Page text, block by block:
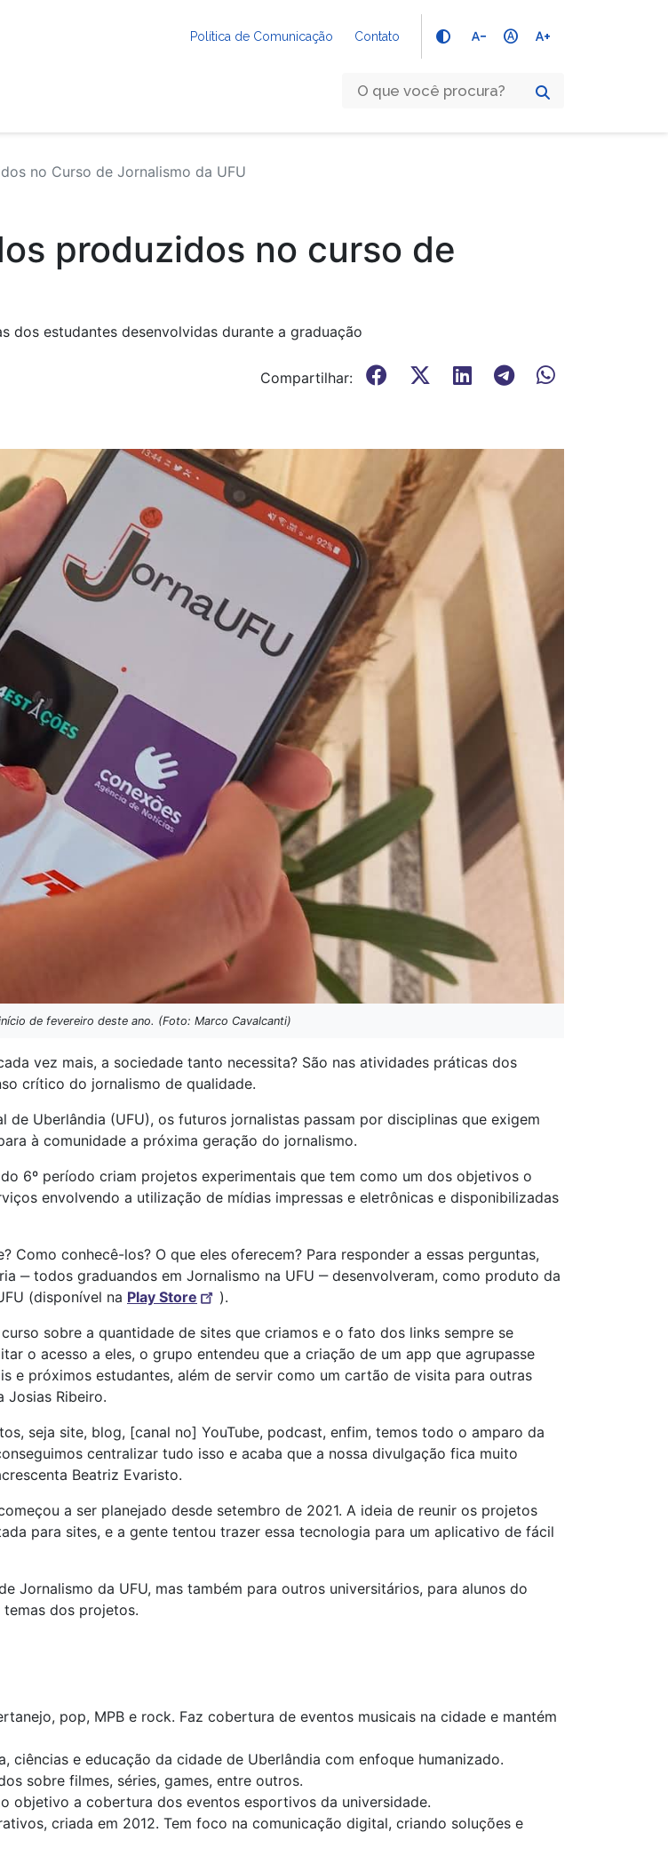
Política de Comunicação Contato text_decrease hdr_auto text_increase
no Curso de Jornalismo da UFU
produzidos no curso de
dos estudantes desenvolvidas durante a graduação
Compartilhar:
de fevereiro deste ano. (Foto: Marco Cavalcanti)
vez mais, a sociedade tanto necessita? São nas atividades práticas dos
crítico do jornalismo de qualidade.
Uberlândia (UFU), os futuros jornalistas passam por disciplinas que exigem
à comunidade a próxima geração do jornalismo.
6º período criam projetos experimentais que tem como um dos objetivos o
envolvendo a utilização de mídias impressas e eletrônicas e disponibilizadas
Como conhecê-los? O que eles oferecem? Para responder a essas perguntas,
‒ todos graduandos em Jornalismo na UFU ‒ desenvolveram, como produto da
(disponível na Play Store
).
sobre a quantidade de sites que criamos e o fato dos links sempre se
o acesso a eles, o grupo entendeu que a criação de um app que agrupasse
e próximos estudantes, além de servir como um cartão de visita para outras
Josias Ribeiro.
seja site, blog, [canal no] YouTube, podcast, enfim, temos todo o amparo da
centralizar tudo isso e acaba que a nossa divulgação fica muito
Beatriz Evaristo.
a ser planejado desde setembro de 2021. A ideia de reunir os projetos
para sites, e a gente tentou trazer essa tecnologia para um aplicativo de fácil
Jornalismo da UFU, mas também para outros universitários, para alunos do
dos projetos.
pop, MPB e rock. Faz cobertura de eventos musicais na cidade e mantém
ciências e educação da cidade de Uberlândia com enfoque humanizado.
sobre filmes, séries, games, entre outros.
objetivo a cobertura dos eventos esportivos da universidade.
criada em 2012. Tem foco na comunicação digital, criando soluções e